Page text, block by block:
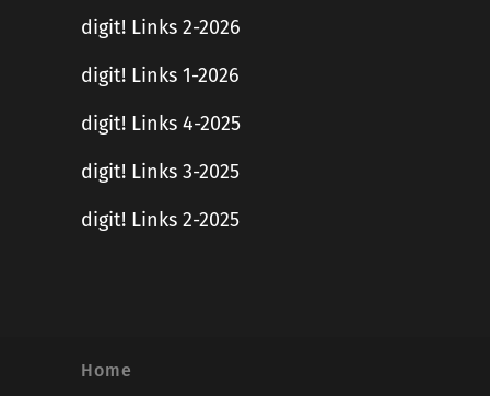
digit! Links 2-2026
digit! Links 1-2026
digit! Links 4-2025
digit! Links 3-2025
digit! Links 2-2025
Home